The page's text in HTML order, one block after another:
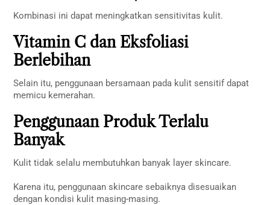
Kombinasi ini dapat meningkatkan sensitivitas kulit.
Vitamin C dan Eksfoliasi
Berlebihan
Selain itu, penggunaan bersamaan pada kulit sensitif dapat
memicu kemerahan.
Penggunaan Produk Terlalu
Banyak
Kulit tidak selalu membutuhkan banyak layer skincare.
Karena itu, penggunaan skincare sebaiknya disesuaikan
dengan kondisi kulit masing-masing.